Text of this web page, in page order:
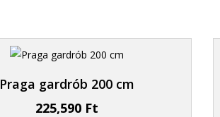
Praga gardrób 200 cm
225,590 Ft